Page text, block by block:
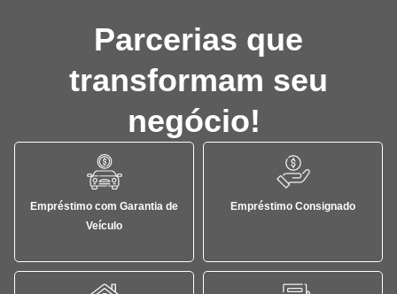
Parcerias que
transformam seu
negócio!
Empréstimo com Garantia de
Veículo
Empréstimo Consignado